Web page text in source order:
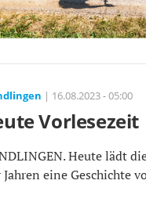
| 16.08.2023 - 05:00
Vorlesezeit
Heute lädt
Jahren eine Geschichte